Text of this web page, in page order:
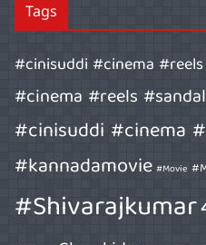
Tags
#cinisuddi #cinema
#cinema #reels
#cinisuddi #cinema
#kannadamovie #Movie
#Shivarajkumar